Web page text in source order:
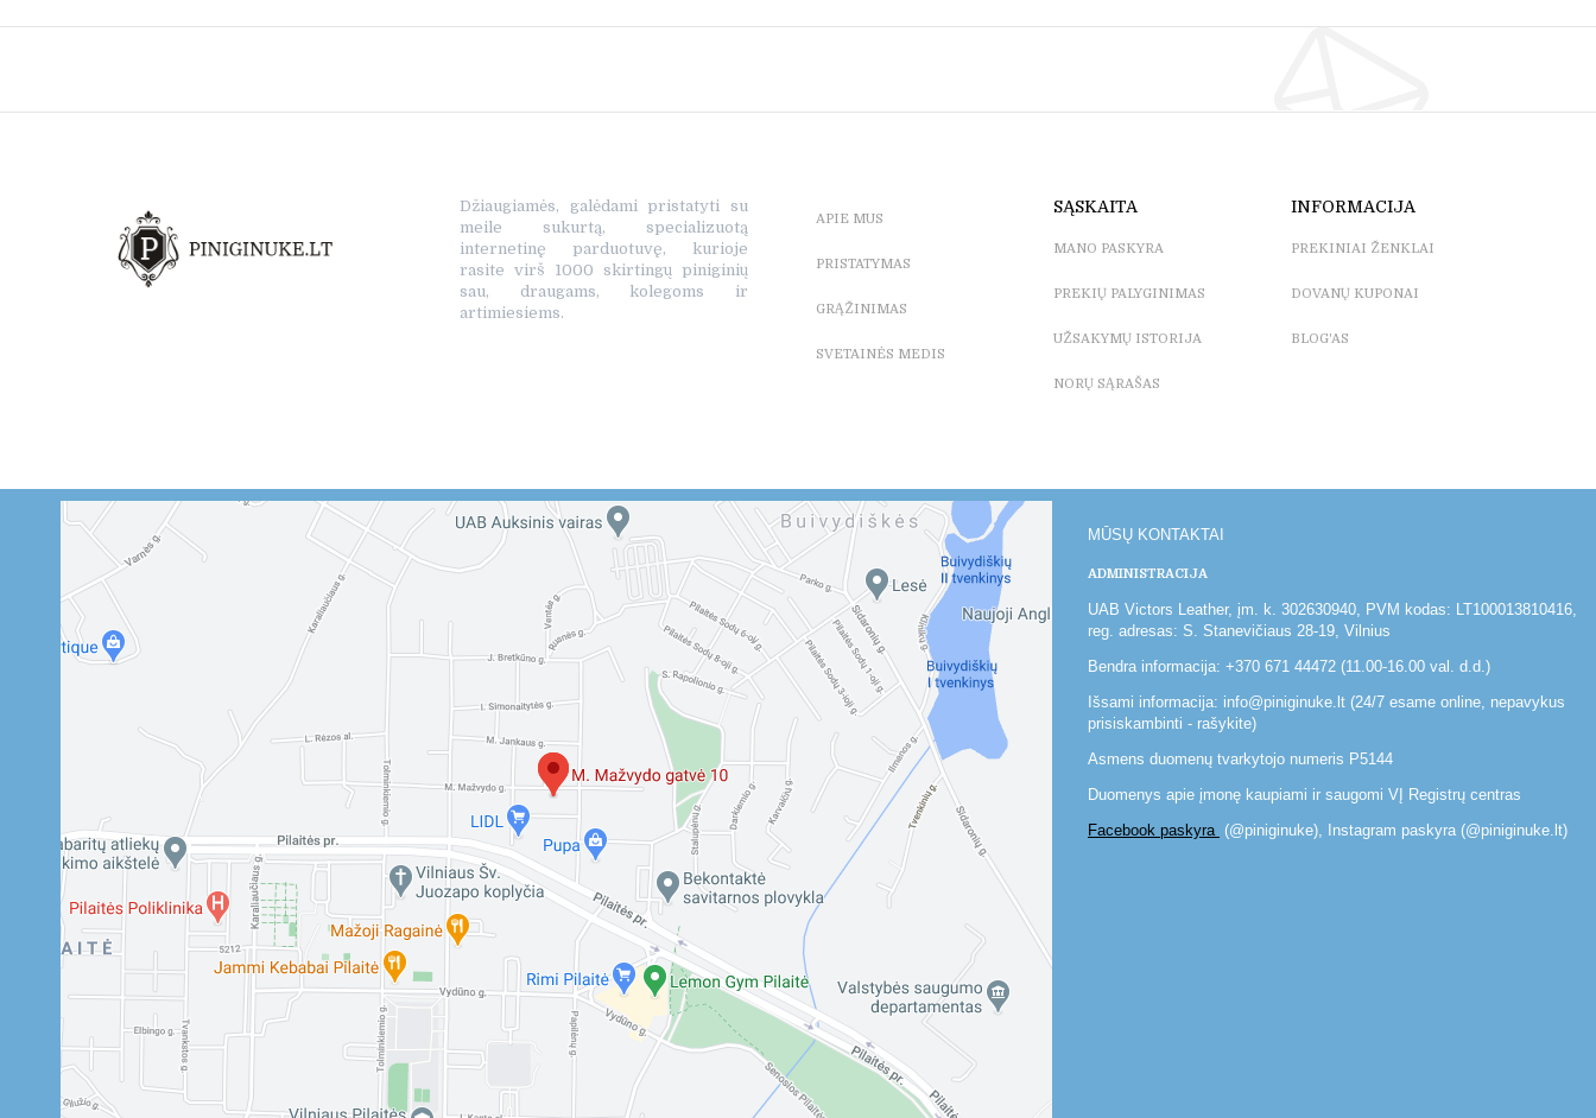
Džiaugiamės, galėdami pristatyti su
meile sukurtą, specializuotą
internetinę parduotuvę, kurioje
rasite virš 1000 skirtingų piniginių
sau, draugams, kolegoms ir
artimiesiems.
APIE MUS
PRISTATYMAS
GRĄŽINIMAS
SVETAINĖS MEDIS
SĄSKAITA
MANO PASKYRA
PREKIŲ PALYGINIMAS
UŽSAKYMŲ ISTORIJA
NORŲ SĄRAŠAS
INFORMACIJA
PREKINIAI ŽENKLAI
DOVANŲ KUPONAI
BLOG'AS
MŪSŲ KONTAKTAI
ADMINISTRACIJA
UAB Victors Leather, įm. k. 302630940, PVM kodas: LT100013810416,
reg. adresas: S. Stanevičiaus 28-19, Vilnius
Bendra informacija: +370 671 44472 (11.00-16.00 val. d.d.)
Išsami informacija: info@piniginuke.lt (24/7 esame online, nepavykus
prisiskambinti - rašykite)
Asmens duomenų tvarkytojo numeris P5144
Duomenys apie įmonę kaupiami ir saugomi VĮ Registrų centras
Facebook paskyra (@piniginuke), Instagram paskyra (@piniginuke.lt)